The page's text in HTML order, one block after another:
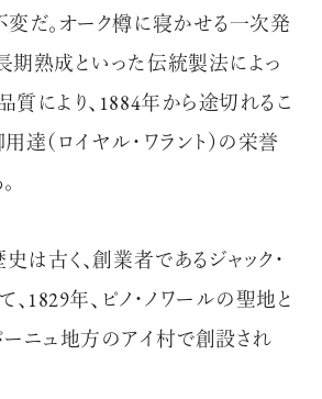
変だ。オーク樽に寝かせる一次発
期熟成といった伝統製法によっ
質により、1884年から途切れるこ
達（ロイヤル・ワラント）の栄誉
史は古く、創業者であるジャック・
、1829年、ピノ・ノワールの聖地と
ーニュ地方のアイ村で創設され